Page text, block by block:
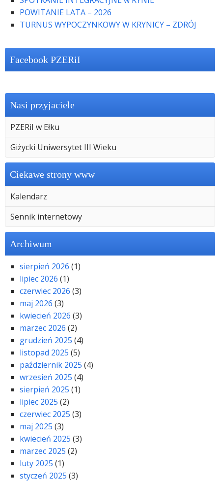
POWITANIE LATA – 2026
TURNUS WYPOCZYNKOWY W KRYNICY – ZDRÓJ
Facebook PZERiI
Nasi przyjaciele
PZERiI w Ełku
Giżycki Uniwersytet III Wieku
Ciekawe strony www
Kalendarz
Sennik internetowy
Archiwum
sierpień 2026 (1)
lipiec 2026 (1)
czerwiec 2026 (3)
maj 2026 (3)
kwiecień 2026 (3)
marzec 2026 (2)
grudzień 2025 (4)
listopad 2025 (5)
październik 2025 (4)
wrzesień 2025 (4)
sierpień 2025 (1)
lipiec 2025 (2)
czerwiec 2025 (3)
maj 2025 (3)
kwiecień 2025 (3)
marzec 2025 (2)
luty 2025 (1)
styczeń 2025 (3)